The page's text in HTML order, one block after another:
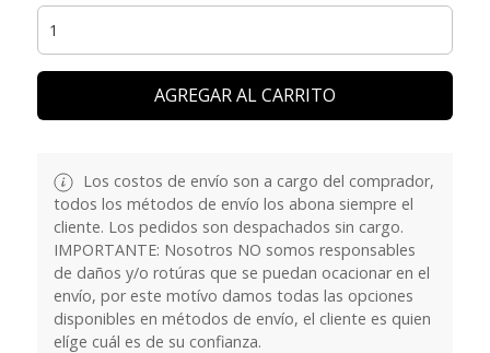
AGREGAR AL CARRITO
Los costos de envío son a cargo del comprador,
todos los métodos de envío los abona siempre el
cliente. Los pedidos son despachados sin cargo.
IMPORTANTE: Nosotros NO somos responsables
de daños y/o rotúras que se puedan ocacionar en el
envío, por este motívo damos todas las opciones
disponibles en métodos de envío, el cliente es quien
elíge cuál es de su confianza.